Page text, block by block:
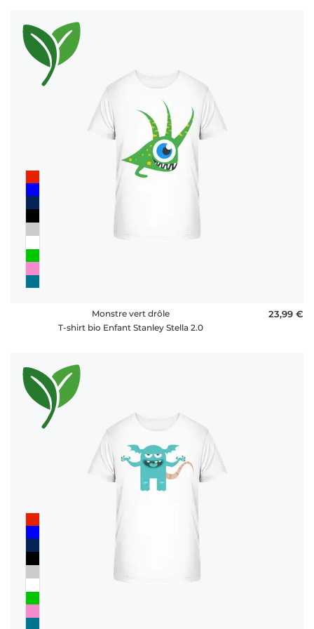
Monstre vert drôle
T-shirt bio Enfant Stanley Stella 2.0
23,99 €